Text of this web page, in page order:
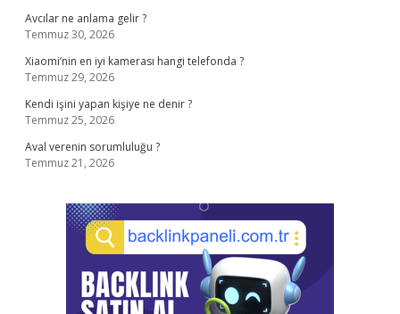
Avcılar ne anlama gelir ?
Temmuz 30, 2026
Xiaomi’nin en iyi kamerası hangi telefonda ?
Temmuz 29, 2026
Kendi işini yapan kişiye ne denir ?
Temmuz 25, 2026
Aval verenin sorumluluğu ?
Temmuz 21, 2026